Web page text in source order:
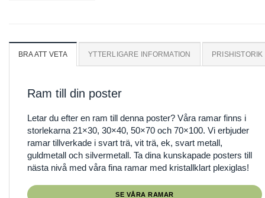
BRA ATT VETA YTTERLIGARE INFORMATION PRISHISTORIK
Ram till din poster
Letar du efter en ram till denna poster? Våra ramar finns i
storlekarna 21×30, 30×40, 50×70 och 70×100. Vi erbjuder
ramar tillverkade i svart trä, vit trä, ek, svart metall,
guldmetall och silvermetall. Ta dina kunskapade posters till
nästa nivå med våra fina ramar med kristallklart plexiglas!
SE VÅRA RAMAR